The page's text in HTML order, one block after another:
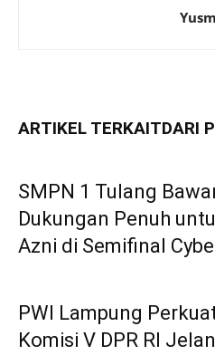
ARTIKEL TERKAITDARI
SMPN 1 Tulang
Dukungan Penuh
Azni di Semifinal
PWI Lampung
Komisi V DPR RI